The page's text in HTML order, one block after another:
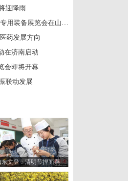
迎降雨
第八届临清·中国轴承、零配件及专用装备展览会在山东临清召开
药发展方向
在济南启动
会即将开幕
联动发展
东文登：清明节捏面燕